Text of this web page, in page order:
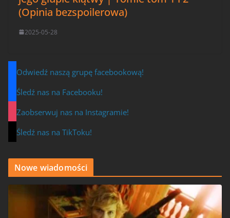
(Opinia bezspoilerowa)
2025-05-28
Odwiedź naszą grupę facebookową!
Śledź nas na Facebooku!
Zaobserwuj nas na Instagramie!
Śledź nas na TikToku!
Nowe wiadomości